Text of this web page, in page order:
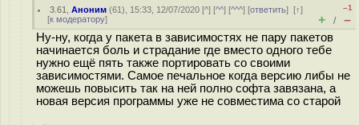
3.61 ,Аноним (61), 15:33, 12/07/2020 [^] [^^] [^^^] [ответить][↑]
[к модератору]
–1
+ / –
Ну-ну, когда у пакета в зависимостях не пару пакетов
начинается боль и страдание где вместо одного тебе
нужно ещё пять также портировать со своими
зависимостями. Самое печальное когда версию либы не
можешь повысить так на ней полно софта завязана, а
новая версия программы уже не совместима со старой